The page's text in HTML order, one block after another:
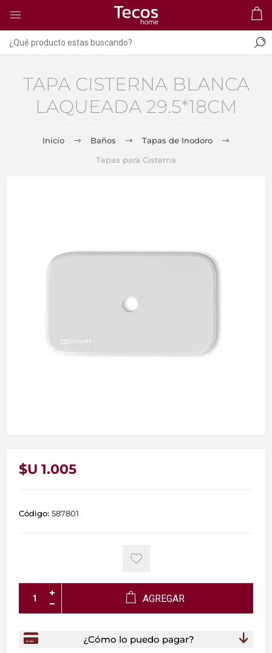
TAPA CISTERNA BLANCA
LAQUEADA 29.5*18CM
Inicio Baños
Tapas de Inodoro
Tapas para Cisterna
$U 1.005
Código: 587801
AGREGAR
¿Cómo lo puedo pagar?